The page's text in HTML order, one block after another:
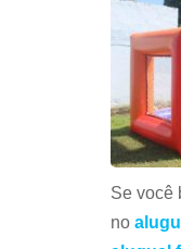
Se você
no